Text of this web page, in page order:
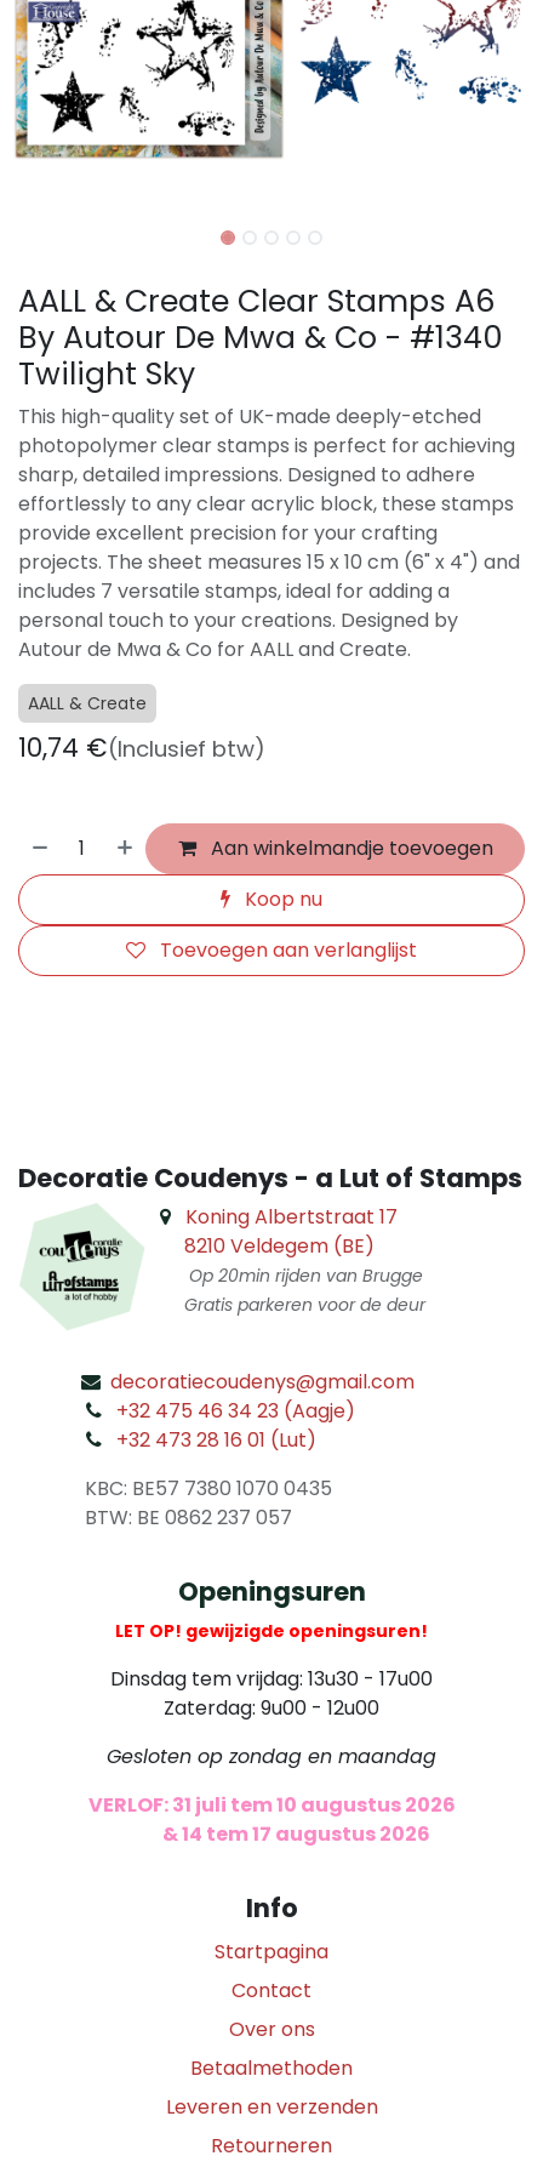
AALL & Create Clear Stamps A6
By Autour De Mwa & Co - #1340
Twilight Sky
This high-quality set of UK-made deeply-etched
photopolymer clear stamps is perfect for achieving
sharp, detailed impressions. Designed to adhere
effortlessly to any clear acrylic block, these stamps
provide excellent precision for your crafting
projects. The sheet measures 15 x 10 cm (6" x 4") and
includes 7 versatile stamps, ideal for adding a
personal touch to your creations. Designed by
Autour de Mwa & Co for AALL and Create.
AALL & Create
10,74 €(Inclusief btw)
Aan winkelmandje toevoegen
Koop nu
Toevoegen aan verlanglijst
Decoratie Coudenys - a Lut of Stamps
Koning Albertstraat 17
8210 Veldegem (BE)
Op 20min rijden van Brugge
Gratis parkeren voor de deur
decoratiecoudenys@gmail.com
+32 475 46 34 23 (Aagje)
+32 473 28 16 01 (Lut)
KBC: BE57 7380 1070 0435
​ BTW: BE 0862 237 057
Openingsuren
LET OP! gewijzigde openingsuren!
Dinsdag tem vrijdag: 13u30 - 17u00
Zaterdag: 9u00 - 12u00
Gesloten op zondag en maandag
VERLOF: 31 juli tem 10 augustus 2026
& 14 tem 17 augustus 2026
Info
Startpagina
Contact
Over ons
Betaalmethoden
Leveren en verzenden
Retourneren